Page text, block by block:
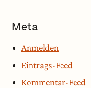
Meta
Anmelden
Eintrags-Feed
Kommentar-Feed